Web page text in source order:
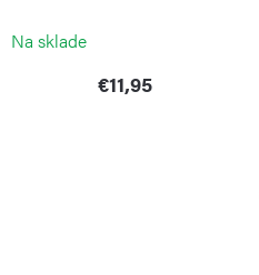
Na sklade
€11,95